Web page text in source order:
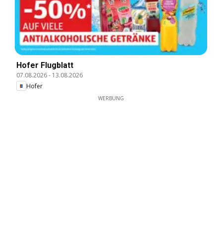
Hofer Flugblatt
07.08.2026- 13.08.2026
Hofer
WERBUNG